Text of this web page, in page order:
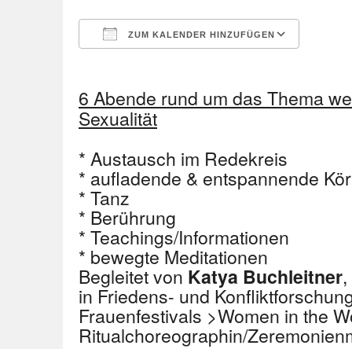
ZUM KALENDER HINZUFÜGEN
6 Abende rund um das Thema
Sexualität
* Austausch im Redekreis
* aufladende & entspannende
* Tanz
* Berührung
* Teachings/Informationen
* bewegte Meditationen
Begleitet von Katya Buchleitner
in Friedens- und
Frauenfestivals >Women in the
Ritualchoreographin/